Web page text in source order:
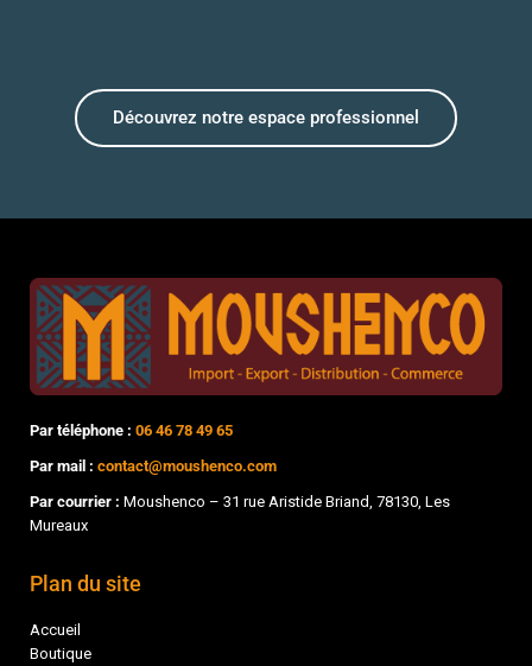
Découvrez notre espace professionnel
Par téléphone : 06 46 78 49 65
Par mail : contact@moushenco.com
Par courrier : Moushenco – 31 rue Aristide Briand, 78130, Les
Mureaux
Plan du site
Accueil
Boutique